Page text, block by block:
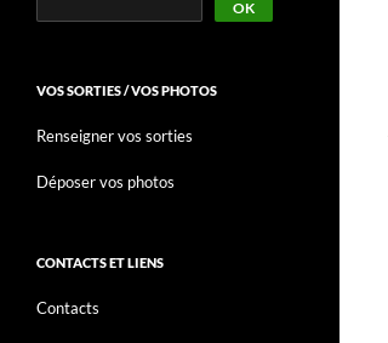
OK
VOS SORTIES / VOS PHOTOS
Renseigner vos sorties
Déposer vos photos
CONTACTS ET LIENS
Contacts